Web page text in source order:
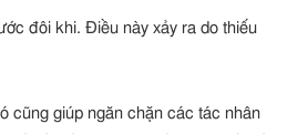
đôi khi. Điều này xảy ra do thiếu
cũng giúp ngăn chặn các tác nhân